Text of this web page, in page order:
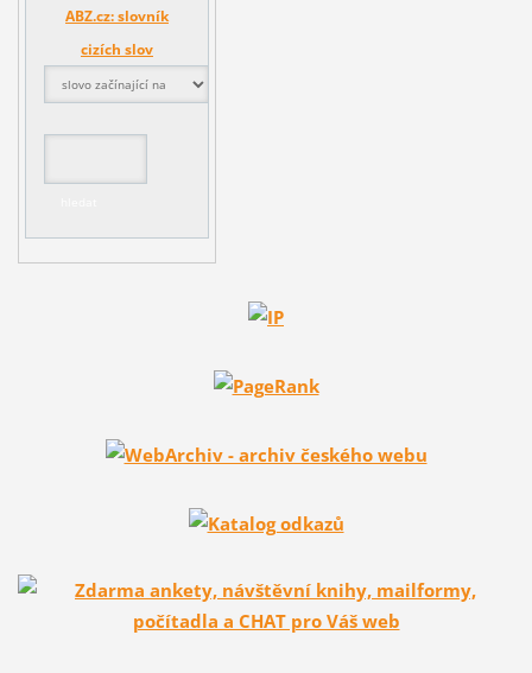
ABZ.cz: slovník
cizích slov